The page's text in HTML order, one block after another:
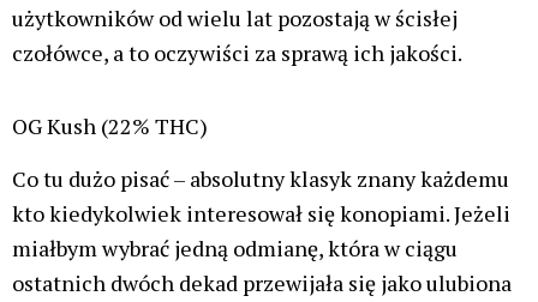
użytkowników od wielu lat pozostają w ścisłej
czołówce, a to oczywiści za sprawą ich jakości.
OG Kush (22% THC)
Co tu dużo pisać – absolutny klasyk znany każdemu
kto kiedykolwiek interesował się konopiami. Jeżeli
miałbym wybrać jedną odmianę, która w ciągu
ostatnich dwóch dekad przewijała się jako ulubiona